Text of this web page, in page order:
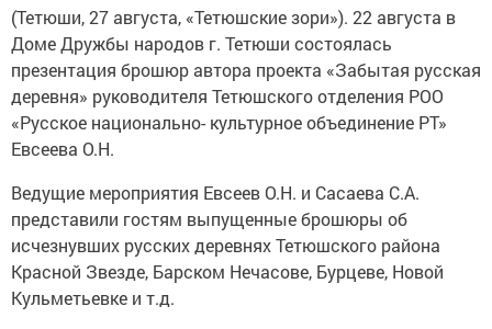
(Тетюши, 27 августа, «Тетюшские зори»). 22 августа в
Доме Дружбы народов г. Тетюши состоялась
презентация брошюр автора проекта «Забытая русская
деревня» руководителя Тетюшского отделения РОО
«Русское национально- культурное объединение РТ»
Евсеева О.Н.
Ведущие мероприятия Евсеев О.Н. и Сасаева С.А.
представили гостям выпущенные брошюры об
исчезнувших русских деревнях Тетюшского района
Красной Звезде, Барском Нечасове, Бурцеве, Новой
Кульметьевке и т.д.